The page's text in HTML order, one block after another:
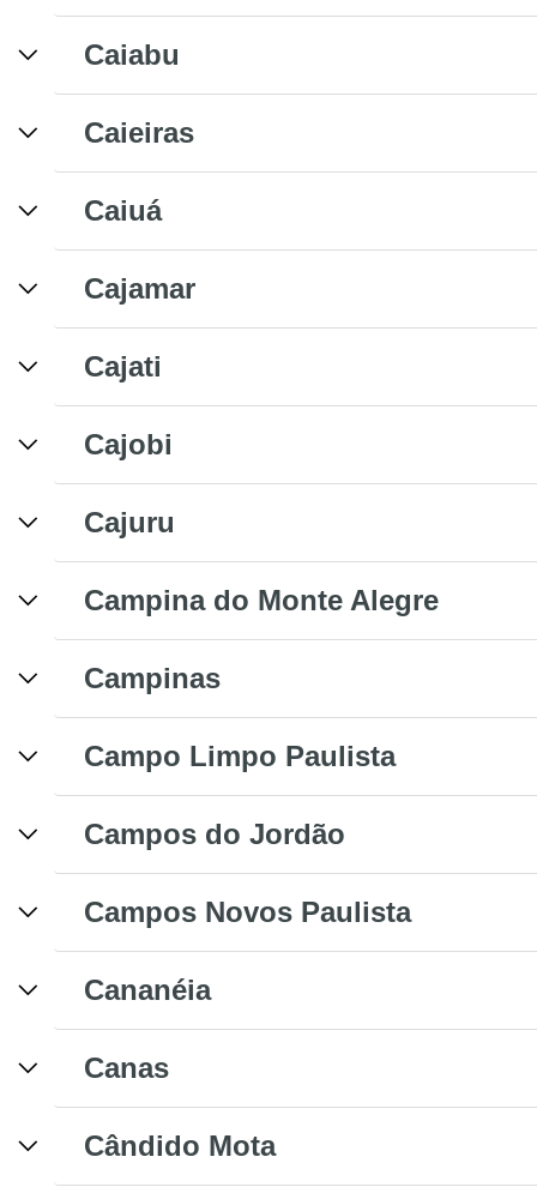
Caiabu
Caieiras
Caiuá
Cajamar
Cajati
Cajobi
Cajuru
Campina do Monte Alegre
Campinas
Campo Limpo Paulista
Campos do Jordão
Campos Novos Paulista
Cananéia
Canas
Cândido Mota